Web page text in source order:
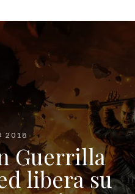
2018
Guerrilla
libera su